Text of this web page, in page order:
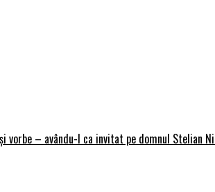
vorbe – avându-l ca invitat pe domnul Stelian